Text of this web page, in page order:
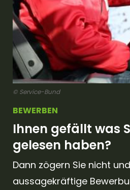
© Service-Bund
BEWERBEN
Ihnen gefällt was
gelesen haben?
Dann zögern Sie nicht
aussagekräftige